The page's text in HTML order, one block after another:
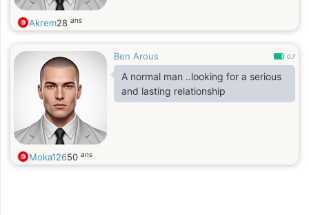
Akrem28 ans
Ben Arous 0.7
A normal man ..looking for a serious
and lasting relationship
Moka12650 ans